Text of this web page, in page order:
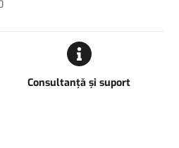
Consultanță și suport